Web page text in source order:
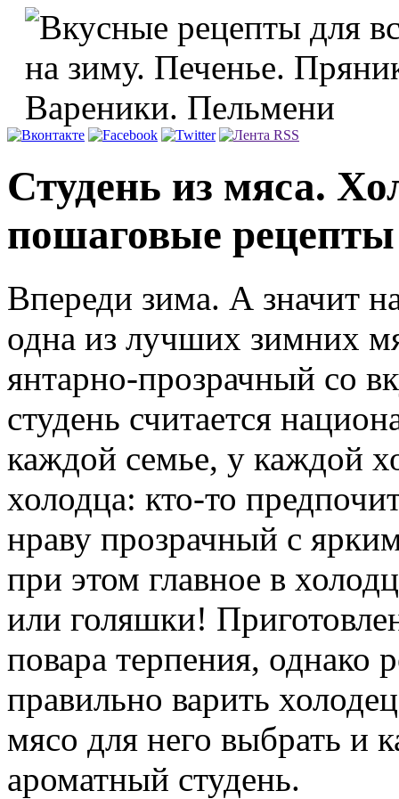
Студень из мяса.
пошаговые
Впереди зима. А значит
одна из лучших зимних
янтарно-прозрачный со
студень считается
каждой семье, у каждой
холодца: кто-то
нраву прозрачный с
при этом главное в
или голяшки!
повара терпения, однако
правильно варить
мясо для него выбрать и
ароматный студень.